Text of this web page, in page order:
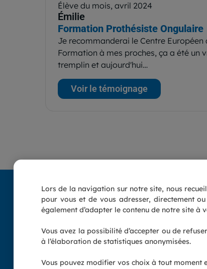
Élève du mois, avril 2024
Émilie
Formation Prothésiste Ongulaire
Je recommanderai le Centre Européen
Formation à mes proches, ça a été un
tremplin et aujourd'hui…
Voir le témoignage
Lors de la navigation sur notre site, nous
pour vous et de vous adresser, directement
également d’adapter le contenu de notre site
Vous avez la possibilité d’accepter ou de
à l’élaboration de statistiques anonymisées.
Vous pouvez modifier vos choix à tout moment